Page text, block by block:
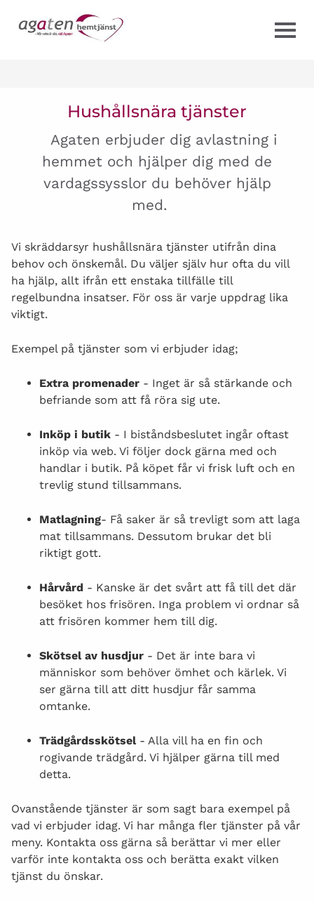
OM OSS
VÄRDEGRUND
HEMTJÄNST
HEMSJUKVÅRD
HUSHÅLLSNÄRA TJÄNSTER
Hushållsnära tjänster
Agaten erbjuder dig avlastning i
hemmet och hjälper dig med de
vardagssysslor du behöver hjälp
med.
Vi skräddarsyr hushållsnära tjänster utifrån dina
behov och önskemål. Du väljer själv hur ofta du vill
ha hjälp, allt ifrån ett enstaka tillfälle till
regelbundna insatser. För oss är varje uppdrag lika
viktigt.
Exempel på tjänster som vi erbjuder idag;
Extra promenader - Inget är så stärkande och
befriande som att få röra sig ute.
Inköp i butik - I biståndsbeslutet ingår oftast
inköp via web. Vi följer dock gärna med och
handlar i butik. På köpet får vi frisk luft och en
trevlig stund tillsammans.
Matlagning- Få saker är så trevligt som att laga
mat tillsammans. Dessutom brukar det bli
riktigt gott.
Hårvård - Kanske är det svårt att få till det där
besöket hos frisören. Inga problem vi ordnar så
att frisören kommer hem till dig.
Skötsel av husdjur - Det är inte bara vi
människor som behöver ömhet och kärlek. Vi
ser gärna till att ditt husdjur får samma
omtanke.
Trädgårdsskötsel- Alla vill ha en fin och
rogivande trädgård. Vi hjälper gärna till med
detta.
Ovanstående tjänster är som sagt bara exempel på
vad vi erbjuder idag. Vi har många fler tjänster på vår
meny. Kontakta oss gärna så berättar vi mer eller
varför inte kontakta oss och berätta exakt vilken
tjänst du önskar.